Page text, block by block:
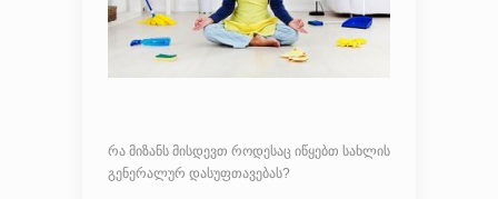
რა მიზანს მისდევთ როდესაც იწყებთ სახლის
გენერალურ დასუფთავებას?